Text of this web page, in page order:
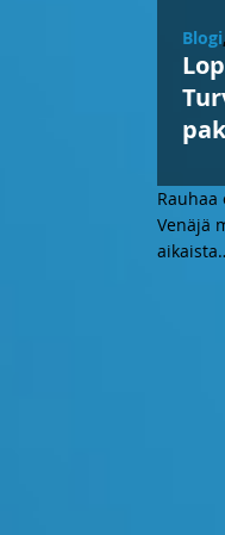
Blogi
Venäjä
aikaista